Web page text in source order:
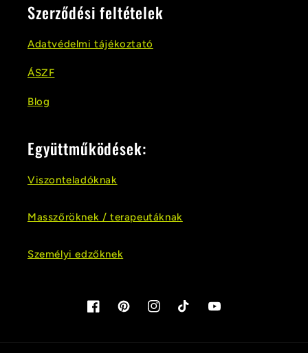
Szerződési feltételek
Adatvédelmi tájékoztató
ÁSZF
Blog
Együttműködések:
Viszonteladóknak
Masszőröknek / terapeutáknak
Személyi edzőknek
FacebookPinterestInstagramTikTok YouTube